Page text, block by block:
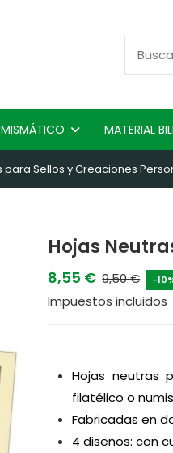
MATERIAL
para Sellos y Creaciones
Hojas
8,55 € 9,50 € -
Impuestos incluidos
Hojas neutras
filatélico o
Fabricadas en
4 diseños: con